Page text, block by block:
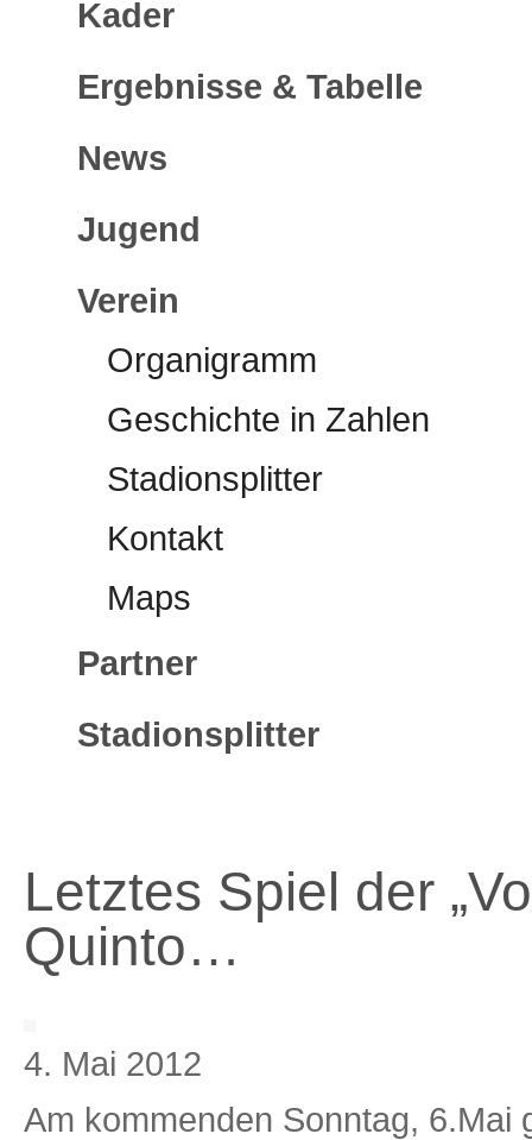
Kader
Ergebnisse & Tabelle
News
Jugend
Verein
Organigramm
Geschichte in Zahlen
Stadionsplitter
Kontakt
Maps
Partner
Stadionsplitter
Letztes Spiel der
Quinto…
4. Mai 2012
Am kommenden Sonntag, 6.Mai